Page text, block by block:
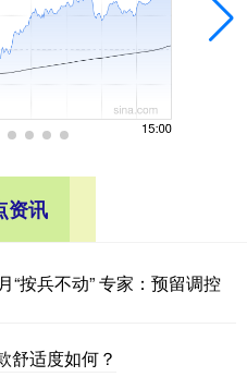
资讯
按兵不动” 专家：预留调控
舒适度如何？